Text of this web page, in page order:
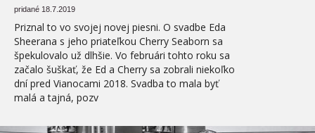
pridané 18.7.2019
Priznal to vo svojej novej piesni. O svadbe Eda
Sheerana s jeho priateľkou Cherry Seaborn sa
špekulovalo už dlhšie. Vo februári tohto roku sa
začalo šuškať, že Ed a Cherry sa zobrali niekoľko
dní pred Vianocami 2018. Svadba to mala byť
malá a tajná, pozv